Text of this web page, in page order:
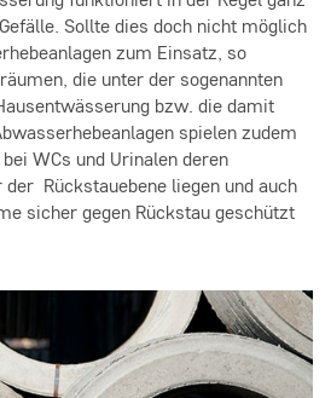
Sollte dies doch nicht möglich
zum Einsatz, so
die unter der sogenannten
bzw. die damit
spielen zudem
WCs und Urinalen deren
der Rückstauebene liegen und auch
sicher gegen Rückstau geschützt